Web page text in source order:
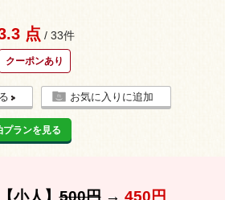
点 / 33件
クーポンあり
お気に入りに追加
ランを見る
小人】500円→ 450円